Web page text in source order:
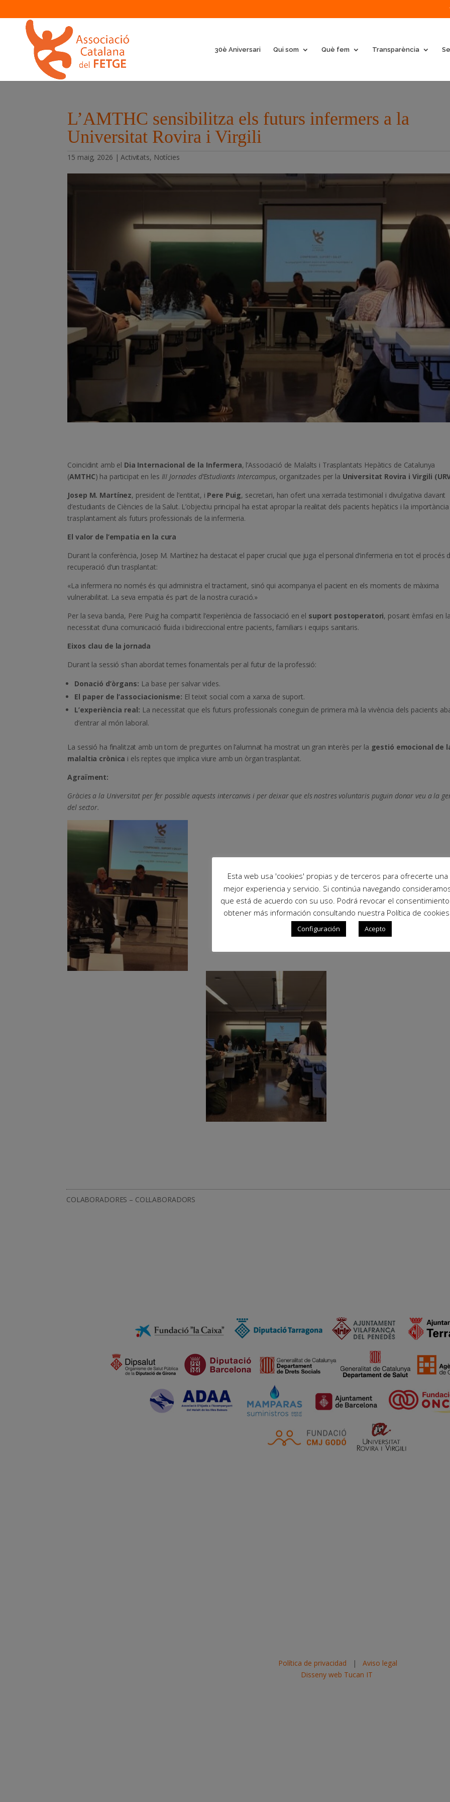
30è Aniversari Qui som Què fem Transparència
L’AMTHC sensibilitza els futurs infermers a la
Universitat Rovira i Virgili
15 maig, 2026 |Activitats, Notícies
Coincidint amb el Dia Internacional de la Infermera, l’Associació de Malalts i Trasplantats Hepàtics de Catalunya
(AMTHC) ha participat en les III Jornades d’Estudiants Intercampus, organitzades per la Universitat Rovira i Virgili
Josep M. Martínez, president de l’entitat, i Pere Puig, secretari, han ofert una xerrada testimonial i divulgativa davant
d’estudiants de Ciències de la Salut. L’objectiu principal ha estat apropar la realitat dels pacients hepàtics i la
trasplantament als futurs professionals de la infermeria.
El valor de l’empatia en la cura
Durant la conferència, Josep M. Martínez ha destacat el paper crucial que juga el personal d’infermeria en tot el procés
recuperació d’un trasplantat:
«La infermera no només és qui administra el tractament, sinó qui acompanya el pacient en els moments de màxima
vulnerabilitat. La seva empatia és part de la nostra curació.»
Per la seva banda, Pere Puig ha compartit l’experiència de l’associació en el suport postoperatori, posant èmfasi en
necessitat d’una comunicació fluida i bidireccional entre pacients, familiars i equips sanitaris.
Eixos clau de la jornada
Durant la sessió s’han abordat temes fonamentals per al futur de la professió:
Donació d’òrgans: La base per salvar vides.
El paper de l’associacionisme: El teixit social com a xarxa de suport.
L’experiència real: La necessitat que els futurs professionals coneguin de primera mà la vivència dels pacients
d’entrar al món laboral.
La sessió ha finalitzat amb un torn de preguntes on l’alumnat ha mostrat un gran interès per la gestió emocional de
malaltia crònica i els reptes que implica viure amb un òrgan trasplantat.
Agraïment:
Gràcies a la Universitat per fer possible aquests intercanvis i per deixar que els nostres voluntaris puguin donar veu a la
del sector.
COLABORADORES – COL·LABORADORS
Política de privacidad | Aviso legal
Disseny web Tucan IT
Esta web usa 'cookies' propias y de terceros para ofrecerte una
mejor experiencia y servicio. Si continúa navegando
que está de acuerdo con su uso. Podrá revocar el
obtener más información consultando nuestra Política de
Configuración Acepto